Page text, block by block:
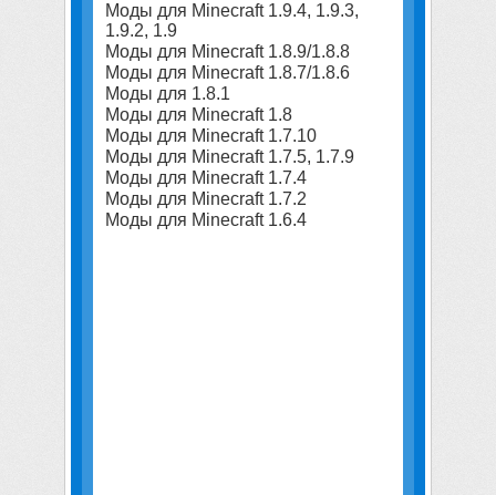
Моды для Minecraft 1.9.4, 1.9.3,
1.9.2, 1.9
Моды для Minecraft 1.8.9/1.8.8
Моды для Minecraft 1.8.7/1.8.6
Моды для 1.8.1
Моды для Minecraft 1.8
Моды для Minecraft 1.7.10
Моды для Minecraft 1.7.5, 1.7.9
Моды для Minecraft 1.7.4
Моды для Minecraft 1.7.2
Моды для Minecraft 1.6.4